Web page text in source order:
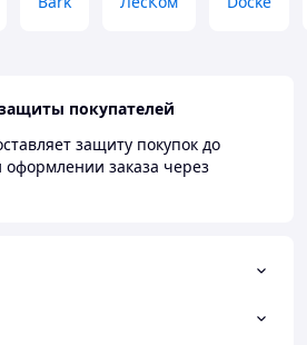
покупателей
защиту покупок до
оформлении заказа через